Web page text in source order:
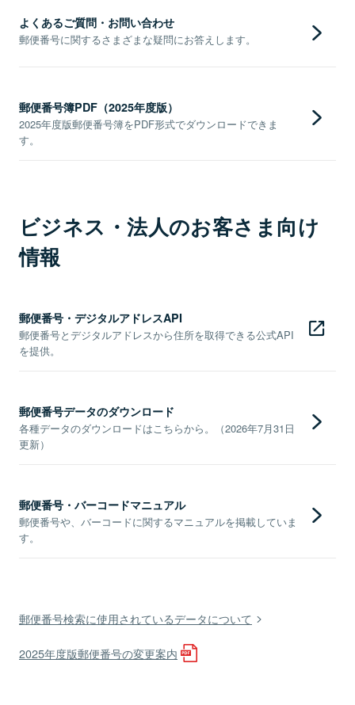
よくあるご質問・お問い合わせ
郵便番号に関するさまざまな疑問にお答えします。
郵便番号簿PDF（2025年度版）
2025年度版郵便番号簿をPDF形式でダウンロードできま
す。
ビジネス・法人のお客さま向け
情報
郵便番号・デジタルアドレスAPI
郵便番号とデジタルアドレスから住所を取得できる公式API
を提供。
郵便番号データのダウンロード
各種データのダウンロードはこちらから。（2026年7月31日
更新）
郵便番号・バーコードマニュアル
郵便番号や、バーコードに関するマニュアルを掲載していま
す。
郵便番号検索に使用されているデータについて
2025年度版郵便番号の変更案内